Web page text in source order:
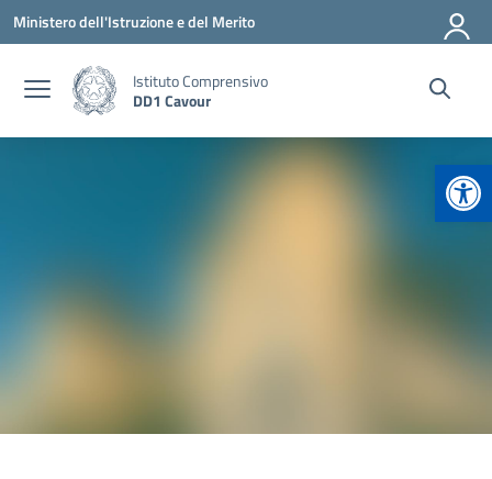
Vai ai contenuti
Vai al menu di navigazione
Vai al footer
Ministero dell'Istruzione e del Merito
Istituto Comprensivo
DD1 Cavour